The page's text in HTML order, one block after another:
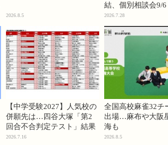
2026.8.5
結、個別相談会9/6
2026.7.28
【中学受験2027】人気校の
併願先は…四谷大塚「第2
回合不合判定テスト」結果
2026.7.16
全国高校麻雀32チ
出場…麻布や大阪
海も
2026.8.5